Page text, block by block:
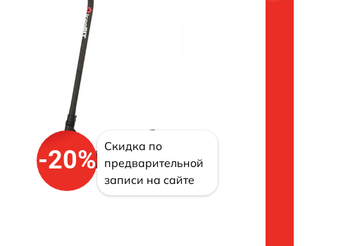
-20%
Скидка по
предварительной
записи на сайте